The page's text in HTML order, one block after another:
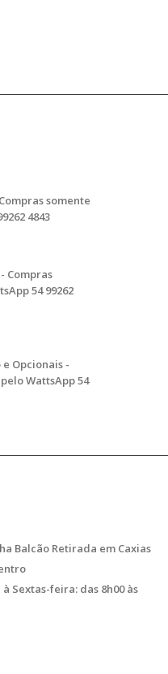
pelo WattsApp 54 99262
54 99262 4843 Faixas
somente
4843
Compras
54 99262
Opcionais -
WattsApp 54
Balcão Retirada em Caxias
Sextas-feira: das 8h00 às